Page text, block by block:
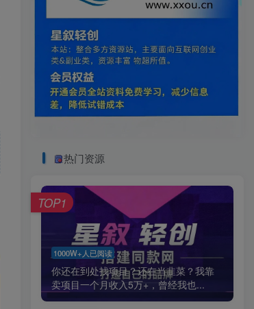
热门资源
1000W+人已阅读
你还在到处找项目？还在当韭菜？我靠
卖项目一个月收入5万+，曾经我也...
TOP1